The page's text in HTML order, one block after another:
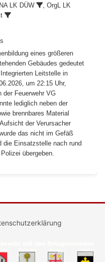
LK DÜW
, OrgL LK
eines größeren
Gebäudes gedeutet
Leitstelle in
um 22:15 Uhr,
der Feuerwehr VG
lediglich neben der
brennbares Material
der Verursacher
das nicht im Gefäß
die Einsatzstelle nach rund
übergeben.